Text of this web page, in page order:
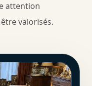
attention
valorisés.